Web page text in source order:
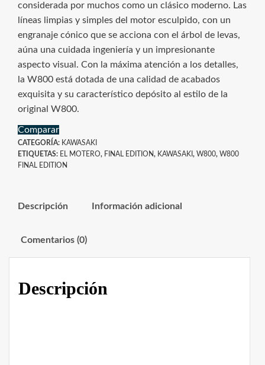
considerada por muchos como un clásico moderno. Las
líneas limpias y simples del motor esculpido, con un
engranaje cónico que se acciona con el árbol de levas,
aúna una cuidada ingeniería y un impresionante
aspecto visual. Con la máxima atención a los detalles,
la W800 está dotada de una calidad de acabados
exquisita y su característico depósito al estilo de la
original W800.
Comparar
CATEGORÍA: KAWASAKI
ETIQUETAS: EL MOTERO, FINAL EDITION, KAWASAKI , W800, W800
FINAL EDITION
Descripción Información adicional
Comentarios (0)
Descripción